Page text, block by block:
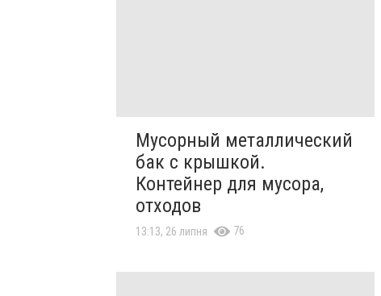
Мусорный металлический
бак с крышкой.
Контейнер для мусора,
отходов
13:13, 26 липня 76